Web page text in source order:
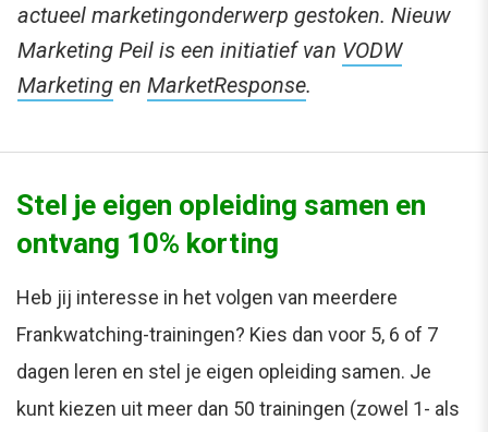
actueel marketingonderwerp gestoken. Nieuw
Marketing Peil is een initiatief van VODW
Marketing en MarketResponse.
Stel je eigen opleiding samen en
ontvang 10% korting
Heb jij interesse in het volgen van meerdere
Frankwatching-trainingen? Kies dan voor 5, 6 of 7
dagen leren en stel je eigen opleiding samen. Je
kunt kiezen uit meer dan 50 trainingen (zowel 1- als